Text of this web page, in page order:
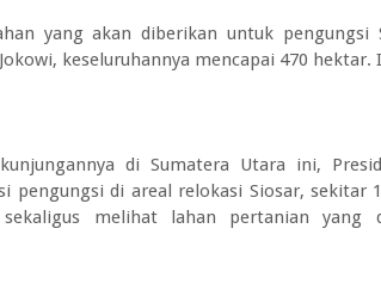
yang akan diberikan untuk pengungsi
keseluruhannya mencapai 470
di Sumatera Utara ini,
pengungsi di areal relokasi Siosar, sekitar
melihat lahan pertanian yang